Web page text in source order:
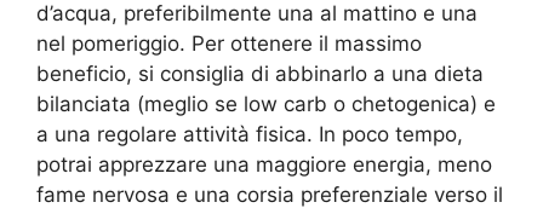
d’acqua, preferibilmente una al mattino e una
nel pomeriggio. Per ottenere il massimo
beneficio, si consiglia di abbinarlo a una dieta
bilanciata (meglio se low carb o chetogenica) e
a una regolare attività fisica. In poco tempo,
potrai apprezzare una maggiore energia, meno
fame nervosa e una corsia preferenziale verso il